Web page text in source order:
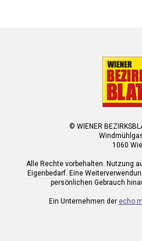
© WIENER
1060
Alle Rechte vorbehalten. Nutzung
Eigenbedarf. Eine
persönlichen Gebrauch
Ein Unternehmen der echo